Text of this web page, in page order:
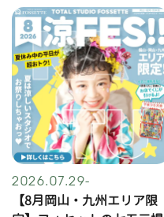
2026.07.29-
【8月岡山・九州エリア限